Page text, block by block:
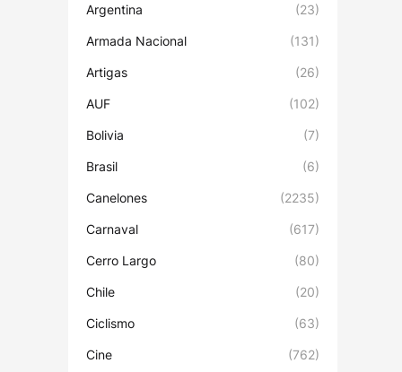
Argentina (23)
Armada Nacional (131)
Artigas (26)
AUF (102)
Bolivia (7)
Brasil (6)
Canelones (2235)
Carnaval (617)
Cerro Largo (80)
Chile (20)
Ciclismo (63)
Cine (762)